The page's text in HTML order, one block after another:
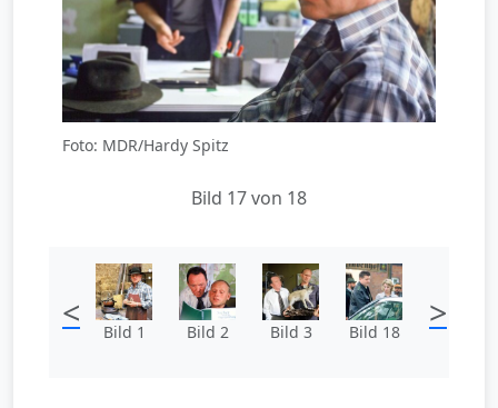
Foto: MDR/Hardy Spitz
Bild 17 von 18
< Bild 1 Bild 2 Bild 3 Bild 18 >